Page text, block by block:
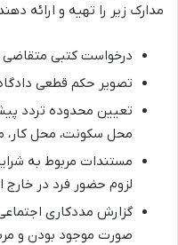
مدارک زیر را تهیه و ارائه
درخواست کتبی متقاضی
تصویر حکم قطعی
تعیین محدوده تردد
محل سکونت، محل کار،
مستندات مربوط به
لزوم حضور فرد در خارج
گزارش مددکاری
صورت موجود بودن و